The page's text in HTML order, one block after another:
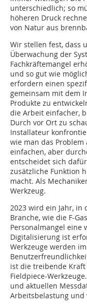
unterschiedlich; so
höheren Druck
von Natur aus
Wir stellen fest, dass
Überwachung der
Fachkräftemangel
und so gut wie
erfordern einen
gemeinsam mit dem
Produkte zu
die Arbeit einfacher,
Durch vor Ort zu
Installa­teur
wie man das
einfachen, aber
entscheidet sich
zusätzliche Funktion
macht. Als
Werkzeug.
2023 wird ein Jahr, in
Branche, wie die F-
Personalmangel eine
Digitalisierung ist
Werkzeuge werden
ist die treibende
Fieldpiece-
und aktuellen
Arbeitsbelastung und